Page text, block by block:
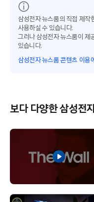
삼성전자 뉴스룸의 직접 제작
사용하실 수 있습니다.
그러나 삼성전자 뉴스룸이 제
있습니다.
삼성전자 뉴스룸 콘텐츠 이용
보다 다양한 삼성전